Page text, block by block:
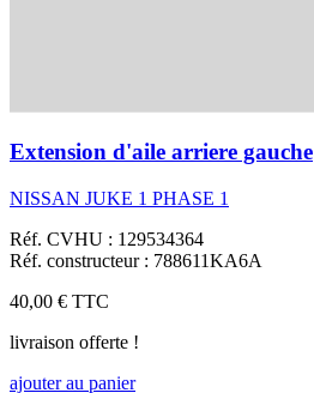
Extension d'aile arriere gauche
NISSAN JUKE 1 PHASE 1
Réf. CVHU : 129534364
Réf. constructeur : 788611KA6A
40,00 € TTC
livraison offerte !
ajouter au panier